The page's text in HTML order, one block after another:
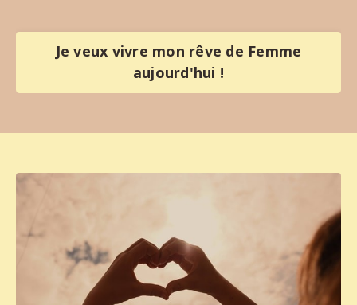
Je veux vivre mon rêve de Femme
aujourd'hui !